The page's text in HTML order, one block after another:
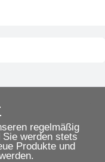
regelmäßig
werden stets
Produkte und